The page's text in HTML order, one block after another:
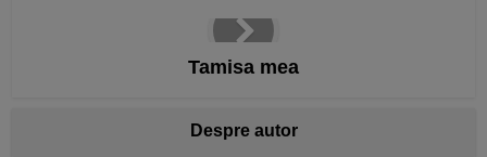
Tamisa mea
Despre autor